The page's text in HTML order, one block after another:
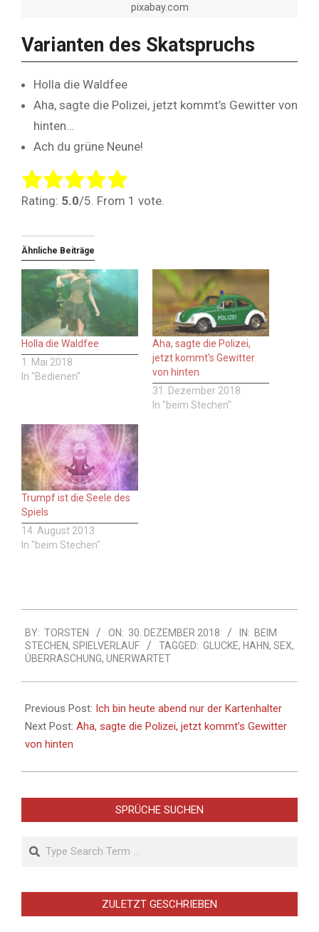
pixabay.com
Varianten des Skatspruchs
Holla die Waldfee
Aha, sagte die Polizei, jetzt kommt’s Gewitter von
hinten…
Ach du grüne Neune!
Rate this item:
Submit Rating
Rating: 5.0/5. From 1 vote.
Ähnliche Beiträge
Holla die Waldfee
1. Mai 2018
In "Bedienen"
Aha, sagte die Polizei,
jetzt kommt’s Gewitter
von hinten
31. Dezember 2018
In "beim Stechen"
Trumpf ist die Seele des
Spiels
14. August 2013
In "beim Stechen"
12-
30
BY: TORSTEN ON: 30. DEZEMBER 2018 IN: BEIM
STECHEN, SPIELVERLAUF TAGGED: GLUCKE, HAHN, SEX,
ÜBERRASCHUNG, UNERWARTET
Previous Post: Ich bin heute abend nur der Kartenhalter
Next Post: Aha, sagte die Polizei, jetzt kommt’s Gewitter
von hinten
SPRÜCHE SUCHEN
Search
ZULETZT GESCHRIEBEN